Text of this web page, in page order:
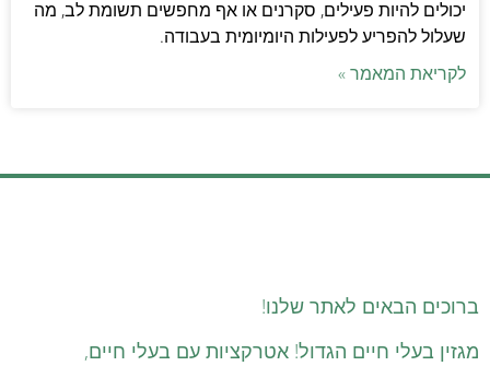
יכולים להיות פעילים, סקרנים או אף מחפשים תשומת לב, מה
שעלול להפריע לפעילות היומיומית בעבודה.
לקריאת המאמר »
ברוכים הבאים לאתר שלנו!
מגזין בעלי חיים הגדול! אטרקציות עם בעלי חיים,